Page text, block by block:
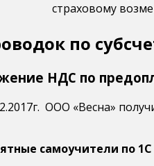
страховому
по
НДС по
ООО «Весна»
самоучители по 1С